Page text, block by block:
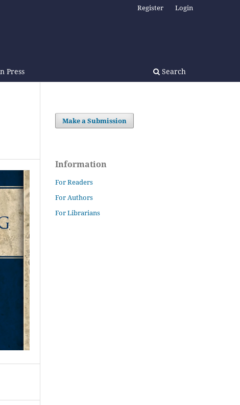
Press Search
Register Login
Make a Submission
Information
For Readers
For Authors
For Librarians